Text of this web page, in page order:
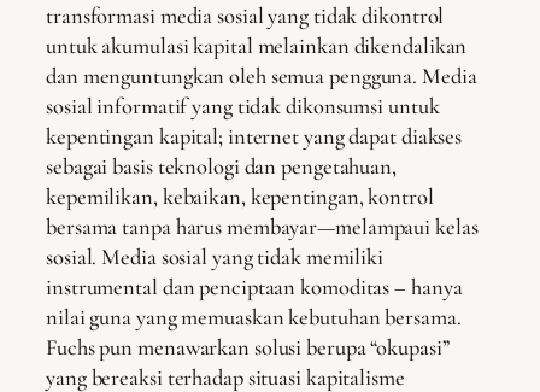
transformasi media sosial yang tidak dikontrol
untuk akumulasi kapital melainkan dikendalikan
dan menguntungkan oleh semua pengguna. Media
sosial informatif yang tidak dikonsumsi untuk
kepentingan kapital; internet yang dapat diakses
sebagai basis teknologi dan pengetahuan,
kepemilikan, kebaikan, kepentingan, kontrol
bersama tanpa harus membayar—melampaui kelas
sosial. Media sosial yang tidak memiliki
instrumental dan penciptaan komoditas – hanya
nilai guna yang memuaskan kebutuhan bersama.
Fuchs pun menawarkan solusi berupa “okupasi”
yang bereaksi terhadap situasi kapitalisme